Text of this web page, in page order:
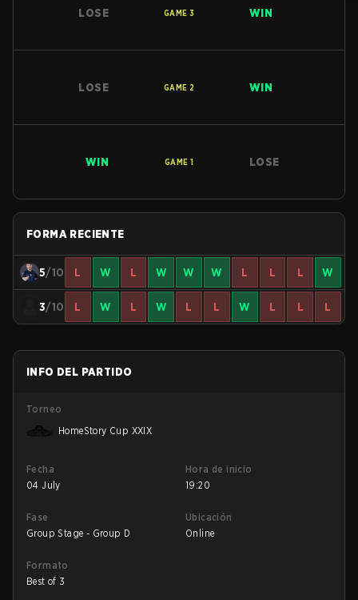
LOSE GAME 3 WIN
LOSE GAME 2 WIN
WIN GAME 1 LOSE
FORMA RECIENTE
5/10 L W L W W W L L L W
3/10 L W L W L L W L L L
INFO DEL PARTIDO
Torneo
HomeStory Cup XXIX
Fecha
04 July
Hora de inicio
19:20
Fase
Group Stage - Group D
Ubicación
Online
Formato
Best of 3